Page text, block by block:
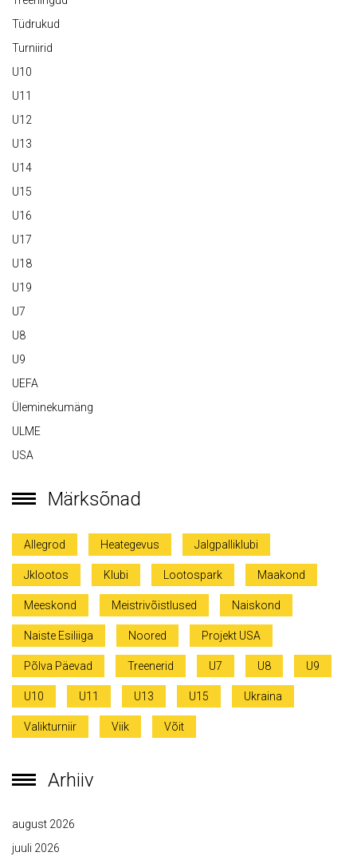
Tüdrukud
Turniirid
U10
U11
U12
U13
U14
U15
U16
U17
U18
U19
U7
U8
U9
UEFA
Üleminekumäng
ULME
USA
Märksõnad
Allegrod Heategevus Jalgpalliklubi
Jklootos Klubi Lootospark Maakond
Meeskond Meistrivõistlused Naiskond
Naiste Esiliiga Noored Projekt USA
Põlva Päevad Treenerid U7 U8 U9
U10 U11 U13 U15 Ukraina
Valikturniir Viik Võit
Arhiiv
august 2026
juuli 2026